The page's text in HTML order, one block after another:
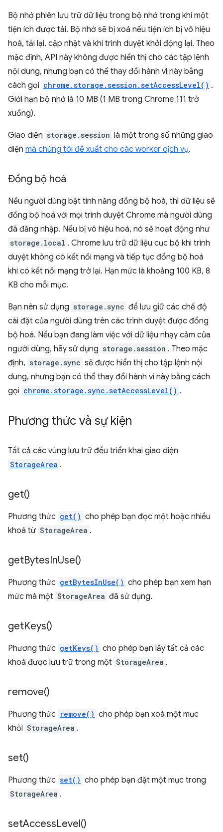
Bộ nhớ phiên lưu trữ dữ liệu trong bộ nhớ trong khi một
tiện ích được tải. Bộ nhớ sẽ bị xoá nếu tiện ích bị vô hiệu
hoá, tải lại, cập nhật và khi trình duyệt khởi động lại. Theo
mặc định, API này không được hiển thị cho các tập lệnh
nội dung, nhưng bạn có thể thay đổi hành vi này bằng
cách gọi chrome.storage.session.setAccessLevel() .
Giới hạn bộ nhớ là 10 MB (1 MB trong Chrome 111 trở
xuống).
Giao diện storage.session là một trong số những giao
diện mà chúng tôi đề xuất cho các worker dịch vụ.
Đồng bộ hoá
Nếu người dùng bật tính năng đồng bộ hoá, thì dữ liệu sẽ
đồng bộ hoá với mọi trình duyệt Chrome mà người dùng
đã đăng nhập. Nếu bị vô hiệu hoá, nó sẽ hoạt động như
storage.local . Chrome lưu trữ dữ liệu cục bộ khi trình
duyệt không có kết nối mạng và tiếp tục đồng bộ hoá
khi có kết nối mạng trở lại. Hạn mức là khoảng 100 KB, 8
KB cho mỗi mục.
Bạn nên sử dụng storage.sync để lưu giữ các chế độ
cài đặt của người dùng trên các trình duyệt được đồng
bộ hoá. Nếu bạn đang làm việc với dữ liệu nhạy cảm của
người dùng, hãy sử dụng storage.session . Theo mặc
định, storage.sync sẽ được hiển thị cho tập lệnh nội
dung, nhưng bạn có thể thay đổi hành vi này bằng cách
gọi chrome.storage.sync.setAccessLevel() .
Phương thức và sự kiện
Tất cả các vùng lưu trữ đều triển khai giao diện
StorageArea .
get()
Phương thức get() cho phép bạn đọc một hoặc nhiều
khoá từ StorageArea .
getBytesInUse()
Phương thức getBytesInUse() cho phép bạn xem hạn
mức mà một StorageArea đã sử dụng.
getKeys()
Phương thức getKeys() cho phép bạn lấy tất cả các
khoá được lưu trữ trong một StorageArea .
remove()
Phương thức remove() cho phép bạn xoá một mục
khỏi StorageArea .
set()
Phương thức set() cho phép bạn đặt một mục trong
StorageArea .
setAccessLevel()